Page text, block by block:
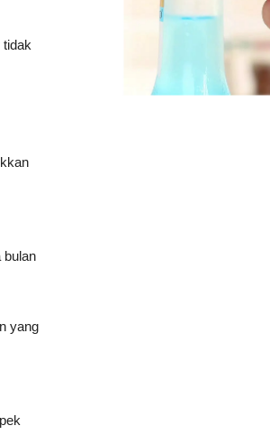
tidak
bulan
yang